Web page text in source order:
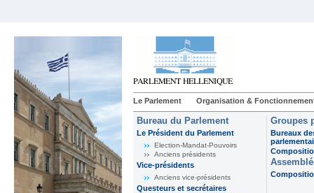
Le Parlement Organisation &
Bureau du Parlement
Le Président du Parlement
Election-Mandat-Pouvoirs
Anciens présidents
Vice-présidents
Anciens vice-présidents
Questeurs et secrétaires
Groupes
Bureaux